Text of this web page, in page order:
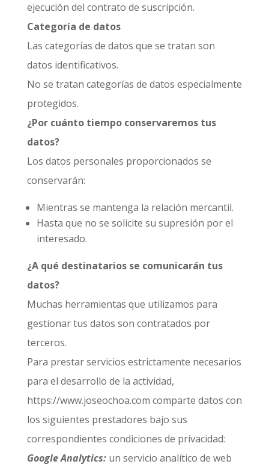
ejecución del contrato de suscripción.
Categoría de datos
Las categorías de datos que se tratan son
datos identificativos.
No se tratan categorías de datos especialmente
protegidos.
¿Por cuánto tiempo conservaremos tus
datos?
Los datos personales proporcionados se
conservarán:
Mientras se mantenga la relación mercantil.
Hasta que no se solicite su supresión por el
interesado.
¿A qué destinatarios se comunicarán tus
datos?
Muchas herramientas que utilizamos para
gestionar tus datos son contratados por
terceros.
Para prestar servicios estrictamente necesarios
para el desarrollo de la actividad,
https://www.joseochoa.com comparte datos con
los siguientes prestadores bajo sus
correspondientes condiciones de privacidad:
Google Analytics: un servicio analítico de web